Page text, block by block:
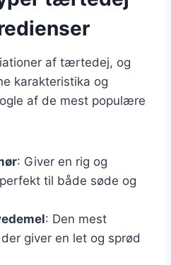
af tærtedej, og
karakteristika og
af de mest populære
: Giver en rig og
til både søde og
: Den mest
giver en let og sprød